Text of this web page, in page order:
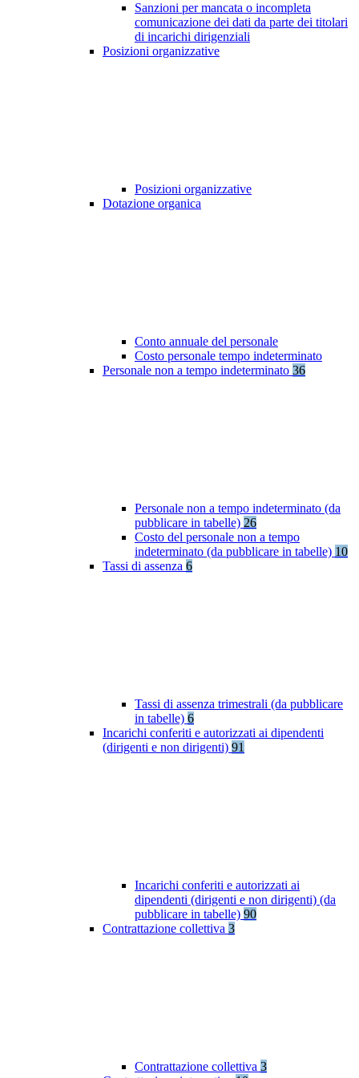
Sanzioni per mancata o incompleta
comunicazione dei dati da parte dei titolari
di incarichi dirigenziali
Posizioni organizzative
Posizioni organizzative
Dotazione organica
Conto annuale del personale
Costo personale tempo indeterminato
Personale non a tempo indeterminato 36
Personale non a tempo indeterminato (da
pubblicare in tabelle) 26
Costo del personale non a tempo
indeterminato (da pubblicare in tabelle) 10
Tassi di assenza 6
Tassi di assenza trimestrali (da pubblicare
in tabelle) 6
Incarichi conferiti e autorizzati ai dipendenti
(dirigenti e non dirigenti) 91
Incarichi conferiti e autorizzati ai
dipendenti (dirigenti e non dirigenti) (da
pubblicare in tabelle) 90
Contrattazione collettiva 3
Contrattazione collettiva 3